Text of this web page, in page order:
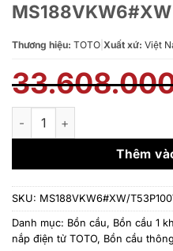
MS188VKW6#XW
Thương hiệu: TOTO Xuất xứ: Việt
Bồn Cầu 1 Khối Nắp Rửa
Thêm
SKU: MS188VKW6#XW/
Danh mục: Bồn cầu, Bồn cầu 1
nắp điện tử TOTO, Bồn cầu